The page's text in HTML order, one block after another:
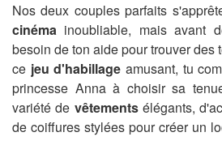
Nos deux couples parfaits
cinéma inoubliable, mais avant
besoin de ton aide pour trouver des
ce jeu d'habillage amusant, tu
princesse Anna à choisir sa
variété de vêtementsélégants,
de coiffures stylées pour créer un